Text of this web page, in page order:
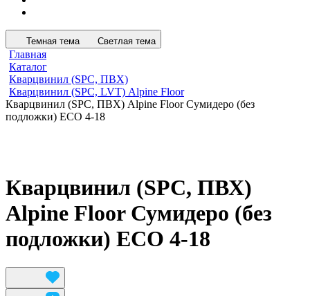
Темная тема Светлая тема
Главная
Каталог
Кварцвинил (SPC, ПВХ)
Кварцвинил (SPC, LVT) Alpine Floor
Кварцвинил (SPC, ПВХ) Alpine Floor Сумидеро (без
подложки) ЕСО 4-18
Кварцвинил (SPC, ПВХ)
Alpine Floor Сумидеро (без
подложки) ЕСО 4-18